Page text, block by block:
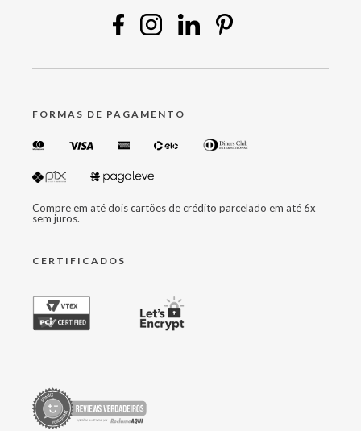
FORMAS DE PAGAMENTO
Compre em até dois cartões de crédito parcelado em até 6x
sem juros.
CERTIFICADOS